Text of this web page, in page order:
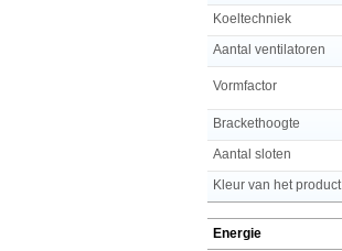
Koeltechniek
Aantal ventilatoren
Vormfactor
Brackethoogte
Aantal sloten
Kleur van het product
Energie